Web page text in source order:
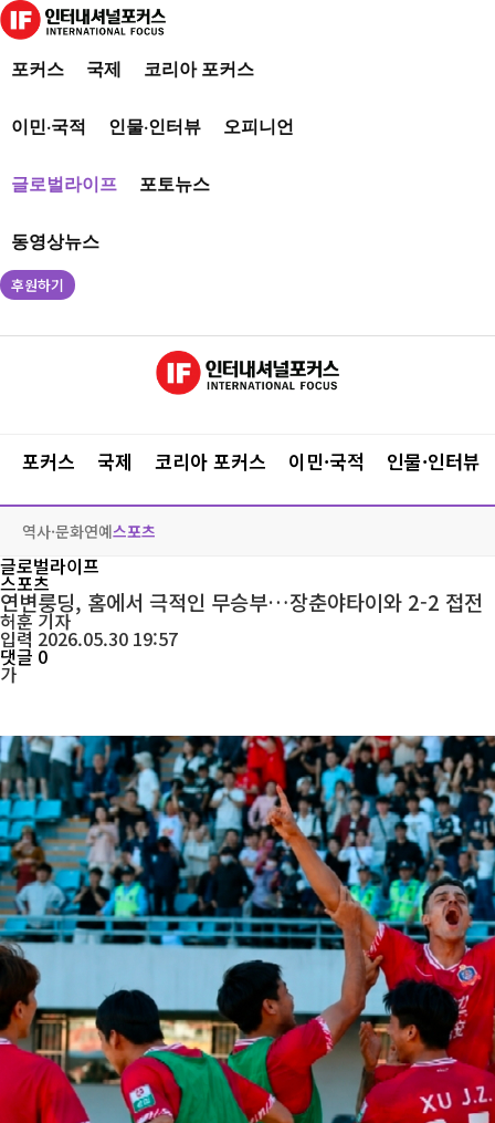
포커스 국제 코리아 포커스
이민·국적 인물·인터뷰 오피니언
글로벌라이프 포토뉴스
동영상뉴스
후원하기
포커스 국제 코리아 포커스 이민·국적 인물·인터뷰
역사·문화연예스포츠
글로벌라이프
스포츠
연변룽딩, 홈에서 극적인 무승부…장춘야타이와 2-2 접전
허훈기자
입력 2026.05.30 19:57
댓글 0
가